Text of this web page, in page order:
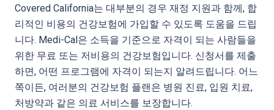
Covered California는 대부분의 경우 재정 지원과 함께, 합
리적인 비용의 건강보험에 가입할 수 있도록 도움을 드립
니다. Medi-Cal은 소득을 기준으로 자격이 되는 사람들을
위한 무료 또는 저비용의 건강보험입니다. 신청서를 제출
하면, 어떤 프로그램에 자격이 되는지 알려드립니다. 어느
쪽이든, 여러분의 건강보험 플랜은 병원 진료, 입원 치료,
처방약과 같은 의료 서비스를 보장합니다.